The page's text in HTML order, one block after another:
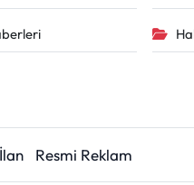
Resmi Reklam